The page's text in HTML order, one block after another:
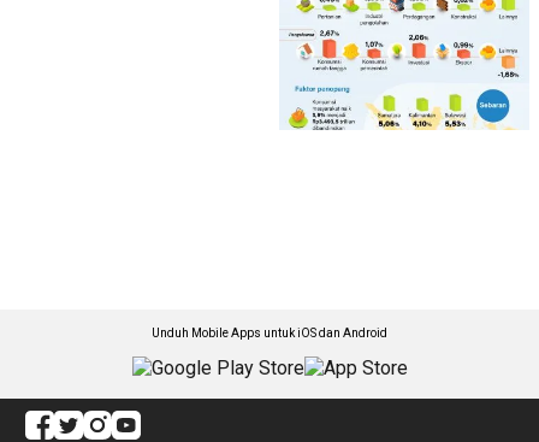
Unduh Mobile Apps untuk iOS dan Android